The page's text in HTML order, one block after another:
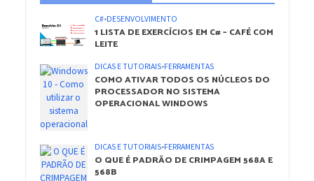
C#•DESENVOLVIMENTO
1 LISTA DE EXERCÍCIOS EM C# – CAFÉ COM
LEITE
DICAS E TUTORIAIS•FERRAMENTAS
COMO ATIVAR TODOS OS NÚCLEOS DO
PROCESSADOR NO SISTEMA
OPERACIONAL WINDOWS
DICAS E TUTORIAIS•FERRAMENTAS
O QUE É PADRÃO DE CRIMPAGEM 568A E
568B